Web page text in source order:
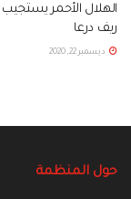
الهلال الأحمر
ريف درعا
ديسمبر 22, 2020
حول المنظمة